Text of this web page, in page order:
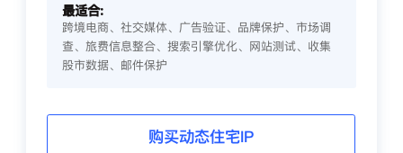
最适合:
跨境电商、社交媒体、广告验证、品牌保护、市场调
查、旅费信息整合、搜索引擎优化、网站测试、收集
股市数据、邮件保护
购买动态住宅IP